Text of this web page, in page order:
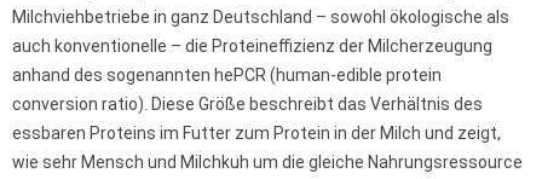
Milchviehbetriebe in ganz Deutschland – sowohl ökologische als
auch konventionelle – die Proteineffizienz der Milcherzeugung
anhand des sogenannten hePCR (human-edible protein
conversion ratio). Diese Größe beschreibt das Verhältnis des
essbaren Proteins im Futter zum Protein in der Milch und zeigt,
wie sehr Mensch und Milchkuh um die gleiche Nahrungsressource